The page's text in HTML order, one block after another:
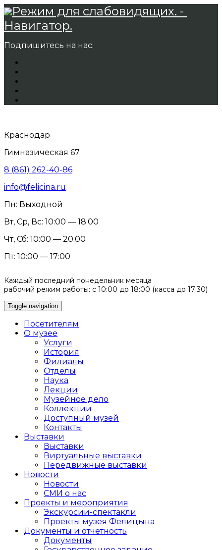
Режим для слабовидящих. -
Навигатор.
Подпишитесь на нас:
Краснодар
Гимназическая 67
8 (861) 262-40-86
info@felicina.ru
Пн: Выходной
Вт, Ср, Вс: 10:00 — 18:00
Чт, Сб: 10:00 — 20:00
Пт: 10:00 — 17:00
Каждый последний понедельник месяца
рабочий режим работы: с 10:00 до 18:00 (касса до 17:30)
Toggle navigation
Посетителям
О музее
Услуги
История
Филиалы
Отделы
Наука
Лекции
Музейное дело
Коллекции
Доступный музей
Контакты
Выставки
Выставки
Виртуальные выставки
Передвижные выставки
Новости
Новости
СМИ о нас
Проекты и мероприятия
Экскурсии-спектакли
Проекты музея Фелицына
Документы и отчетность
Документы